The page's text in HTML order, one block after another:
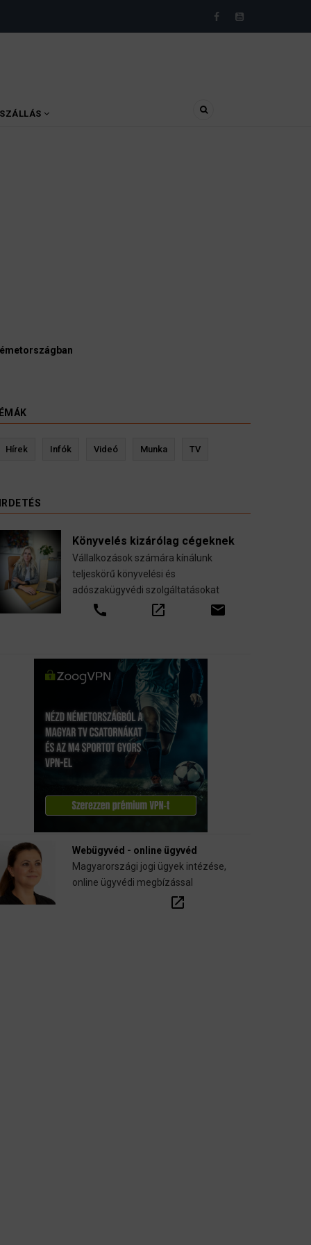
SZÁLLÁS
szerint a német politikának mielőbb meg
Hírek Infók Videó Munka TV
Könyvelés kizárólag cégeknek
Vállalkozások számára kínálunk
teljeskörű könyvelési és
adószakügyvédi szolgáltatásokat
call open_in_new email
Webügyvéd - online ügyvéd
Magyarországi jogi ügyek intézése,
online ügyvédi megbízással
open_in_new